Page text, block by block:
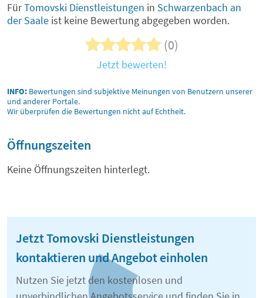
FürTomovski Dienstleistungen in Schwarzenbach an
der Saale ist keine Bewertung abgegeben worden.
(0)
Jetzt bewerten!
INFO: Bewertungen sind subjektive Meinungen von Benutzern unserer
und anderer Portale.
Wir überprüfen die Bewertungen nicht auf Echtheit.
Öffnungszeiten
Keine Öffnungszeiten hinterlegt.
Jetzt Tomovski Dienstleistungen
kontaktieren und Angebot einholen
Nutzen Sie jetzt den kostenlosen und